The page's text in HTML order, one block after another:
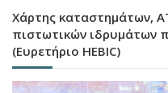
Χάρτης καταστημάτων,
πιστωτικών ιδρυμάτων
(Ευρετήριο HEBIC)